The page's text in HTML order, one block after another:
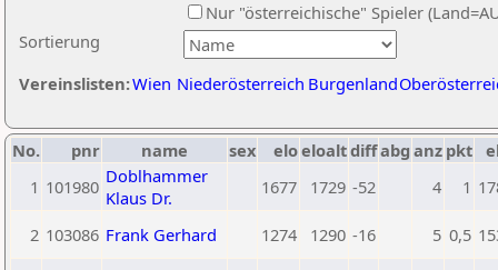
Sortierung
Nur "österreichische" Spieler
Vereinslisten:Wien Niederösterreich Burgenland
No. pnr name sex eloeloaltdiffabg anz pkt
1 101980 Doblhammer
Klaus Dr.
1677 1729 -52 4 1
2 103086 Frank Gerhard 1274 1290 -16 5 0,5